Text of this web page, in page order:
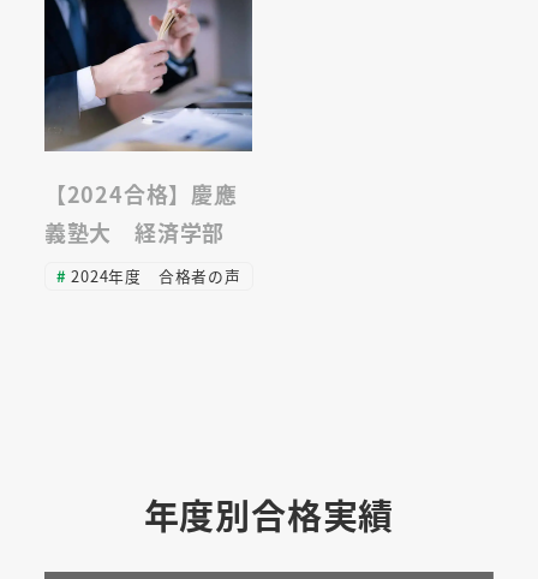
【2024合格】慶應
義塾大 経済学部
2024年度 合格者の声
年度別合格実績